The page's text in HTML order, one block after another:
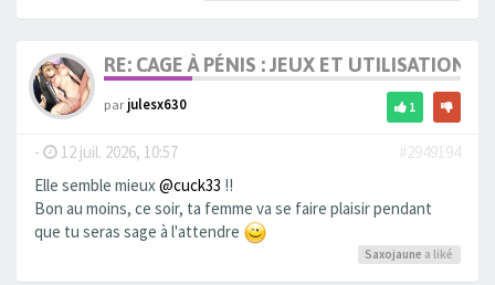
RE: CAGE À PÉNIS : JEUX ET UTILISATION,
parjulesx630 1
- 12 juil. 2026, 10:57
#2949194
Elle semble mieux@cuck33 !!
Bon au moins, ce soir, ta femme va se faire plaisir pendant
que tu seras sage à l'attendre
Saxojaune a liké